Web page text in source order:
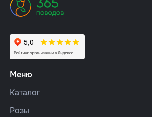
Меню
Каталог
Розы